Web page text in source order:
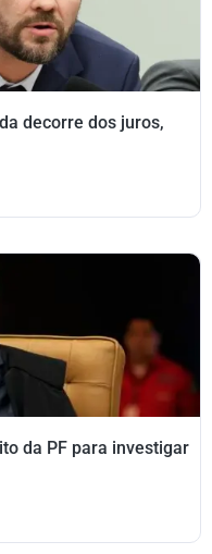
decorre dos juros,
da PF para investigar